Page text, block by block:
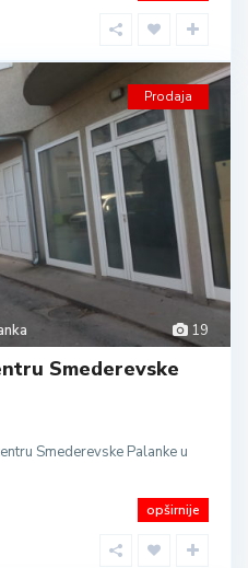
19
Prodaja
Smederevske
Smederevske Palanke u
opširnije